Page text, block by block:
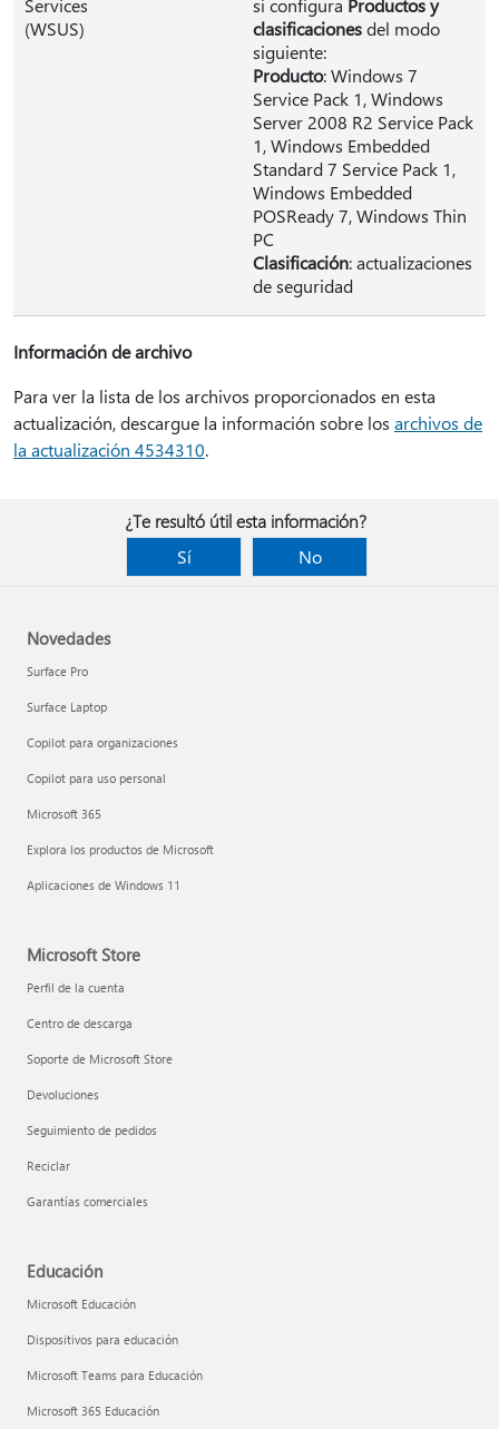
Services
(WSUS)
si configura Productos y
clasificacionesdel modo
siguiente:
Producto: Windows 7
Service Pack 1, Windows
Server 2008 R2 Service Pack
1, Windows Embedded
Standard 7 Service Pack 1,
Windows Embedded
POSReady 7, Windows Thin
PC
Clasificación: actualizaciones
de seguridad
Información de archivo
Para ver la lista de los archivos proporcionados en esta
actualización, descargue la información sobre los archivos de
la actualización 4534310.
¿Te resultó útil esta información?
Sí
No
Novedades
Surface Pro
Surface Laptop
Copilot para organizaciones
Copilot para uso personal
Microsoft 365
Explora los productos de Microsoft
Aplicaciones de Windows 11
Microsoft Store
Perfil de la cuenta
Centro de descarga
Soporte de Microsoft Store
Devoluciones
Seguimiento de pedidos
Reciclar
Garantías comerciales
Educación
Microsoft Educación
Dispositivos para educación
Microsoft Teams para Educación
Microsoft 365 Educación